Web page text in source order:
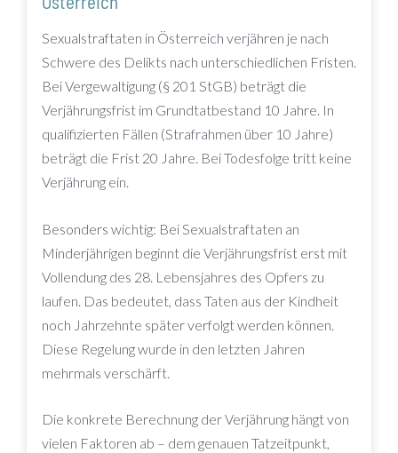
Sexualstraftaten in Österreich verjähren je nach
Schwere des Delikts nach unterschiedlichen Fristen.
Bei Vergewaltigung (§ 201 StGB) beträgt die
Verjährungsfrist im Grundtatbestand 10 Jahre. In
qualifizierten Fällen (Strafrahmen über 10 Jahre)
beträgt die Frist 20 Jahre. Bei Todesfolge tritt keine
Verjährung ein.
Besonders wichtig: Bei Sexualstraftaten an
Minderjährigen beginnt die Verjährungsfrist erst mit
Vollendung des 28. Lebensjahres des Opfers zu
laufen. Das bedeutet, dass Taten aus der Kindheit
noch Jahrzehnte später verfolgt werden können.
Diese Regelung wurde in den letzten Jahren
mehrmals verschärft.
Die konkrete Berechnung der Verjährung hängt von
vielen Faktoren ab – dem genauen Tatzeitpunkt,